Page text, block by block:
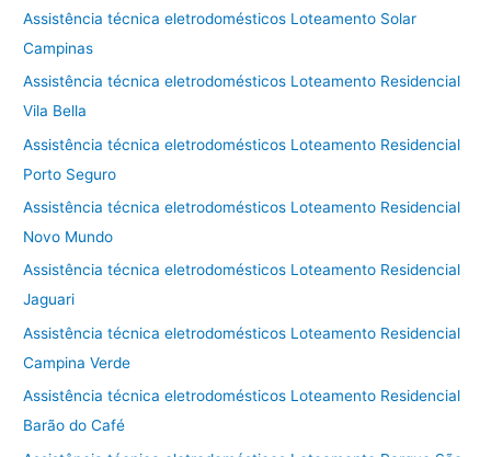
Assistência técnica eletrodomésticos Loteamento Solar
Campinas
Assistência técnica eletrodomésticos Loteamento Residencial
Vila Bella
Assistência técnica eletrodomésticos Loteamento Residencial
Porto Seguro
Assistência técnica eletrodomésticos Loteamento Residencial
Novo Mundo
Assistência técnica eletrodomésticos Loteamento Residencial
Jaguari
Assistência técnica eletrodomésticos Loteamento Residencial
Campina Verde
Assistência técnica eletrodomésticos Loteamento Residencial
Barão do Café